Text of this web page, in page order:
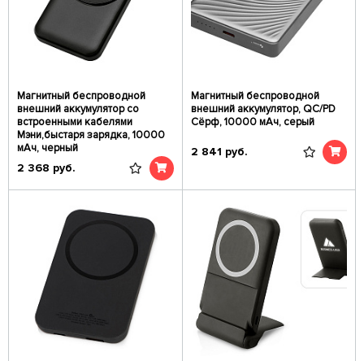
Магнитный беспроводной
внешний аккумулятор со
встроенными кабелями
Мэни,быстаря зарядка, 10000
мАч, черный
2 368 руб.
Магнитный беспроводной
внешний аккумулятор, QC/PD
Сёрф, 10000 мАч, серый
2 841 руб.